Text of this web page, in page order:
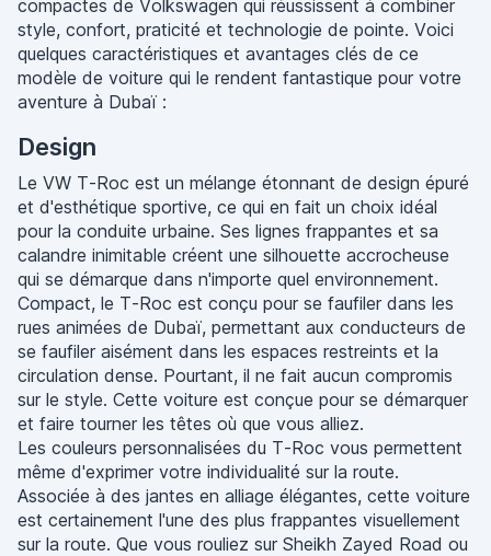
compactes de Volkswagen qui réussissent à combiner
style, confort, praticité et technologie de pointe. Voici
quelques caractéristiques et avantages clés de ce
modèle de voiture qui le rendent fantastique pour votre
aventure à Dubaï :
Design
Le VW T-Roc est un mélange étonnant de design épuré
et d'esthétique sportive, ce qui en fait un choix idéal
pour la conduite urbaine. Ses lignes frappantes et sa
calandre inimitable créent une silhouette accrocheuse
qui se démarque dans n'importe quel environnement.
Compact, le T-Roc est conçu pour se faufiler dans les
rues animées de Dubaï, permettant aux conducteurs de
se faufiler aisément dans les espaces restreints et la
circulation dense. Pourtant, il ne fait aucun compromis
sur le style. Cette voiture est conçue pour se démarquer
et faire tourner les têtes où que vous alliez.
Les couleurs personnalisées du T-Roc vous permettent
même d'exprimer votre individualité sur la route.
Associée à des jantes en alliage élégantes, cette voiture
est certainement l'une des plus frappantes visuellement
sur la route. Que vous rouliez sur Sheikh Zayed Road ou